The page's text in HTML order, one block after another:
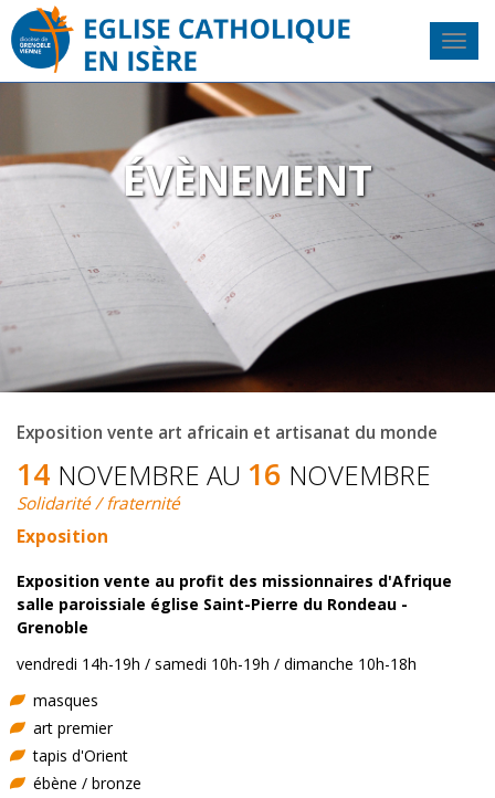
ÉVÈNEMENT
Exposition vente art africain et artisanat du monde
14 NOVEMBRE AU 16 NOVEMBRE
Solidarité / fraternité
Exposition
Exposition vente au profit des missionnaires d'Afrique
salle paroissiale église Saint-Pierre du Rondeau -
Grenoble
vendredi 14h-19h / samedi 10h-19h / dimanche 10h-18h
masques
art premier
tapis d'Orient
ébène / bronze